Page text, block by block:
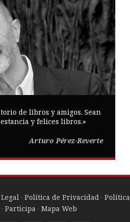
de libros y amigos. Sean
y felices libros.»
Arturo Pérez-Reverte
· Política de Privacidad · Política
· Participa · Mapa Web